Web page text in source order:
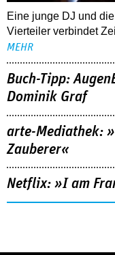
Eine junge DJ und
Vierteiler verbindet
MEHR
Buch-Tipp:
Dominik Graf
arte-Mediathek:
Zauberer«
Netflix: »I am